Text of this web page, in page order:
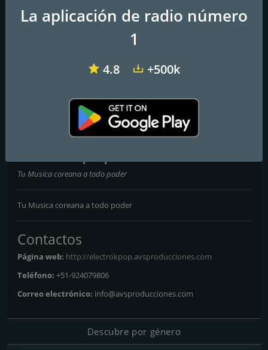
Radio La Zona
Tu Musica coreana a todo poder
Tu Musica coreana a todo poder
Contactos
Página web: http://electrokpop.avsproducciones.com
Teléfono: +51-924079806
Correo electrónico: info@avsproducciones.com
Descubre por género
La aplicación de radio número
1
4.8 +500k